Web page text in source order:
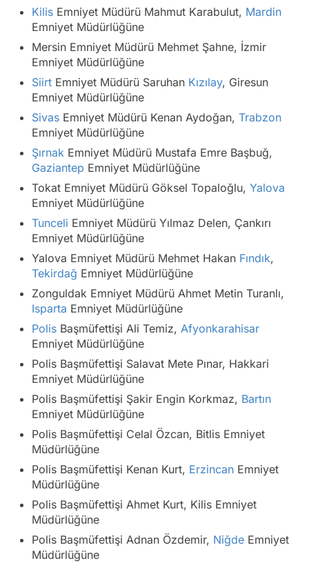
Kilis Emniyet Müdürü Mahmut Karabulut, Mardin
Emniyet Müdürlüğüne
Mersin Emniyet Müdürü Mehmet Şahne, İzmir
Emniyet Müdürlüğüne
Siirt Emniyet Müdürü Saruhan Kızılay, Giresun
Emniyet Müdürlüğüne
Sivas Emniyet Müdürü Kenan Aydoğan, Trabzon
Emniyet Müdürlüğüne
Şırnak Emniyet Müdürü Mustafa Emre Başbuğ,
Gaziantep Emniyet Müdürlüğüne
Tokat Emniyet Müdürü Göksel Topaloğlu, Yalova
Emniyet Müdürlüğüne
Tunceli Emniyet Müdürü Yılmaz Delen, Çankırı
Emniyet Müdürlüğüne
Yalova Emniyet Müdürü Mehmet Hakan Fındık,
Tekirdağ Emniyet Müdürlüğüne
Zonguldak Emniyet Müdürü Ahmet Metin Turanlı,
Isparta Emniyet Müdürlüğüne
Polis Başmüfettişi Ali Temiz, Afyonkarahisar
Emniyet Müdürlüğüne
Polis Başmüfettişi Salavat Mete Pınar, Hakkari
Emniyet Müdürlüğüne
Polis Başmüfettişi Şakir Engin Korkmaz, Bartın
Emniyet Müdürlüğüne
Polis Başmüfettişi Celal Özcan, Bitlis Emniyet
Müdürlüğüne
Polis Başmüfettişi Kenan Kurt, Erzincan Emniyet
Müdürlüğüne
Polis Başmüfettişi Ahmet Kurt, Kilis Emniyet
Müdürlüğüne
Polis Başmüfettişi Adnan Özdemir, Niğde Emniyet
Müdürlüğüne